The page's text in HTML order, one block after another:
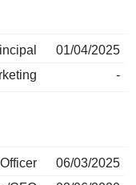
01/04/2025
-
06/03/2025